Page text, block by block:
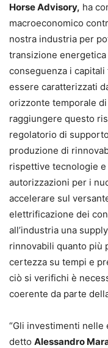
Horse Advisory, ha
macroeconomico
nostra industria per
transizione energetica
conseguenza i
essere caratterizzati
orizzonte temporale
raggiungere questo
regolatorio di
produzione di
rispettive tecnologie e
autorizzazioni per i
accelerare sul
elettrificazione dei
all’industria una
rinnovabili quanto più
certezza su tempi e
ciò si verifichi è
coerente da parte
“Gli investimenti nelle
detto Alessandro